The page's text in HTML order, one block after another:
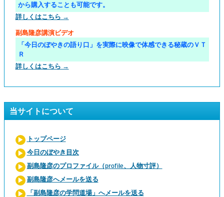
から購入することも可能です。
詳しくはこちら →
副島隆彦講演ビデオ
「今日のぼやきの語り口」を実際に映像で体感できる秘蔵のＶＴ
Ｒ
詳しくはこちら →
当サイトについて
トップページ
今日のぼやき目次
副島隆彦のプロファイル（profile、人物寸評）
副島隆彦へメールを送る
「副島隆彦の学問道場」へメールを送る